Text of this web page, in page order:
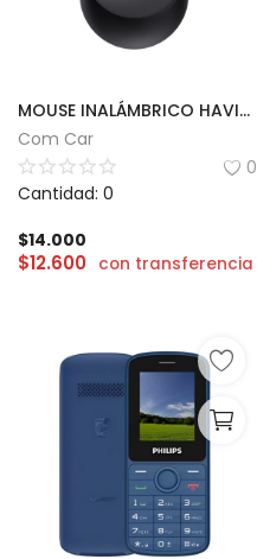
MOUSE INALÁMBRICO HAVIT | MS78GT
Com Car
0
Cantidad: 0
$14.000
$12.600 con transferencia